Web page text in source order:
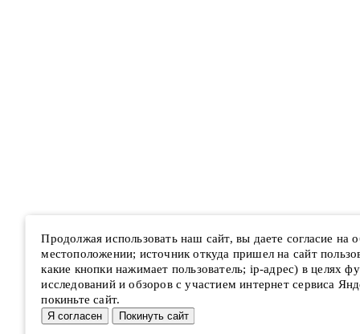
Продолжая использовать наш сайт, вы даете согласие на
местоположении; источник откуда пришел на сайт
какие кнопки нажимает пользователь; ip-адрес) в целях
исследований и обзоров с участием интернет сервиса
покиньте сайт.
Я согласен Покинуть сайт